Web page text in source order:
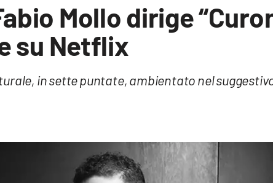
Mollo dirige
su Netflix
in sette puntate, ambientato nel